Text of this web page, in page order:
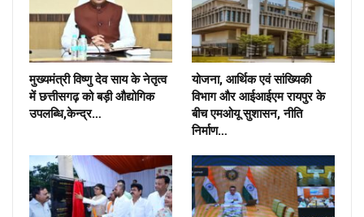
मुख्यमंत्री विष्णु देव साय के नेतृत्व
में छत्तीसगढ़ को बड़ी औद्योगिक
उपलब्धि,केन्द्र…
योजना, आर्थिक एवं सांख्यिकी
विभाग और आईआईएम रायपुर के
बीच एमओयू सुशासन, नीति
निर्माण…